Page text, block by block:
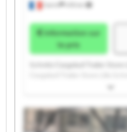
Carvin
Information sur
le prix
Schmitz Cargobull Trailer Store
Store Lille Schmitz Cargobull
Cargobull Trailer Store Lille
Store Lille Schmitz Cargobull
Schmitz Cargobull Trailer Store